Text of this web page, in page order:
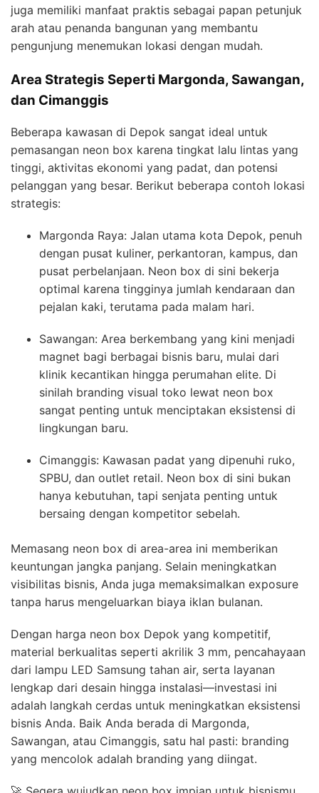
juga memiliki manfaat praktis sebagai papan petunjuk
arah atau penanda bangunan yang membantu
pengunjung menemukan lokasi dengan mudah.
Area Strategis Seperti Margonda, Sawangan,
dan Cimanggis
Beberapa kawasan di Depok sangat ideal untuk
pemasangan neon box karena tingkat lalu lintas yang
tinggi, aktivitas ekonomi yang padat, dan potensi
pelanggan yang besar. Berikut beberapa contoh lokasi
strategis:
Margonda Raya: Jalan utama kota Depok, penuh
dengan pusat kuliner, perkantoran, kampus, dan
pusat perbelanjaan. Neon box di sini bekerja
optimal karena tingginya jumlah kendaraan dan
pejalan kaki, terutama pada malam hari.
Sawangan: Area berkembang yang kini menjadi
magnet bagi berbagai bisnis baru, mulai dari
klinik kecantikan hingga perumahan elite. Di
sinilah branding visual toko lewat neon box
sangat penting untuk menciptakan eksistensi di
lingkungan baru.
Cimanggis: Kawasan padat yang dipenuhi ruko,
SPBU, dan outlet retail. Neon box di sini bukan
hanya kebutuhan, tapi senjata penting untuk
bersaing dengan kompetitor sebelah.
Memasang neon box di area-area ini memberikan
keuntungan jangka panjang. Selain meningkatkan
visibilitas bisnis, Anda juga memaksimalkan exposure
tanpa harus mengeluarkan biaya iklan bulanan.
Dengan harga neon box Depok yang kompetitif,
material berkualitas seperti akrilik 3 mm, pencahayaan
dari lampu LED Samsung tahan air, serta layanan
lengkap dari desain hingga instalasi—investasi ini
adalah langkah cerdas untuk meningkatkan eksistensi
bisnis Anda. Baik Anda berada di Margonda,
Sawangan, atau Cimanggis, satu hal pasti: branding
yang mencolok adalah branding yang diingat.